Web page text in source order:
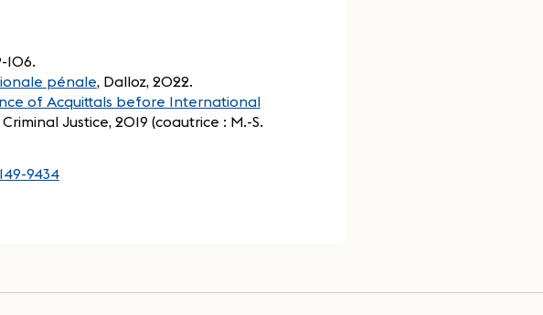
106.
pénale, Dalloz, 2022.
of Acquittals before International
Justice, 2019 (coautrice : M.-S.
9434